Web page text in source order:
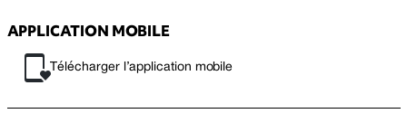
APPLICATION MOBILE
Télécharger l’application mobile